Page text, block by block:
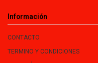
Información
CONTACTO
TERMINO Y CONDICIONES